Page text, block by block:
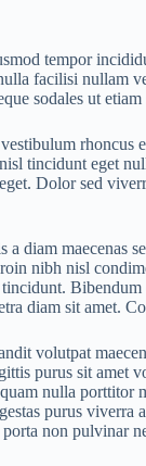
tempor
facilisi nullam
sodales ut
tincidunt eget
Dolor sed
diam
nibh nisl
diam sit amet.
volutpat
purus sit
nulla porttitor
purus
non pulvinar